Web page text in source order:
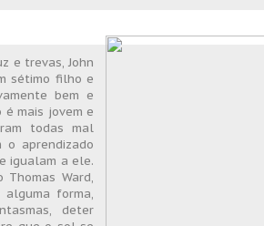
e trevas, John
sétimo filho e
bem e
mais jovem e
todas mal
o aprendizado
igualam a ele.
Ward,
forma,
deter